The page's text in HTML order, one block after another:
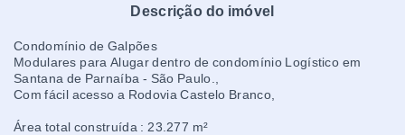
Descrição do imóvel
Condomínio de Galpões
Modulares para Alugar dentro de condomínio Logístico em
Santana de Parnaíba - São Paulo.,
Com fácil acesso a Rodovia Castelo Branco,
Área total construída : 23.277 m²